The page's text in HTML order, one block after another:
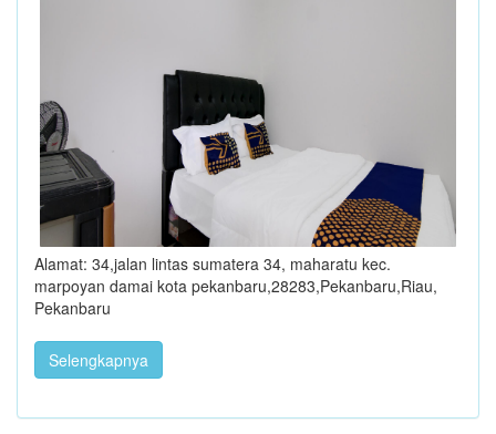
Alamat: 34,jalan lintas sumatera 34, maharatu kec.
marpoyan damai kota pekanbaru,28283,Pekanbaru,Riau,
Pekanbaru
Selengkapnya